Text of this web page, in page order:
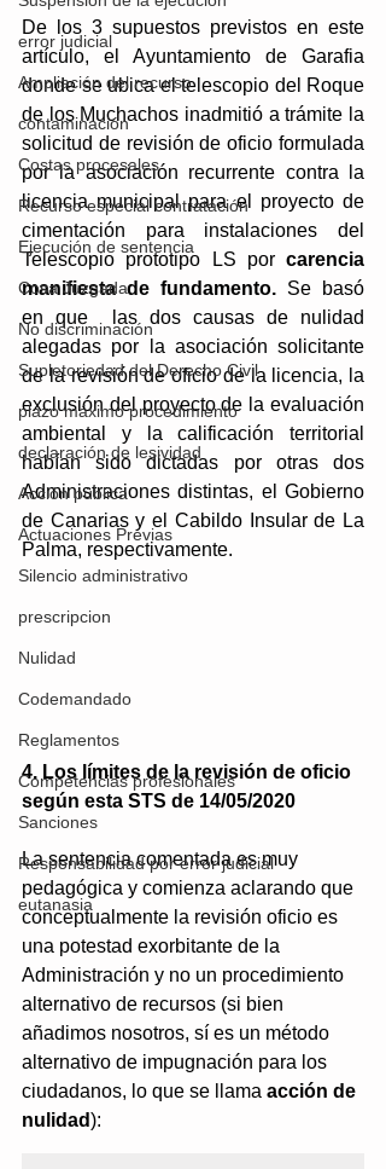
error judicial
Ampliación del recurso
contaminación
Costas procesales
Recurso especial contratación
Ejecución de sentencia
Cosa Juzgada
No discriminación
Supletoriedad del Derecho Civil
plazo máximo procedimiento
declaración de lesividad
Acción pública
Actuaciones Previas
Silencio administrativo
prescripcion
Nulidad
Codemandado
Reglamentos
Competencias profesionales
Sanciones
Responsabilidad por error judicial
eutanasia
De los 3 supuestos previstos en este
artículo, el Ayuntamiento de Garafia
donde se ubica el telescopio del Roque
de los Muchachos inadmitió a trámite la
solicitud de revisión de oficio formulada
por la asociación recurrente contra la
licencia municipal para el proyecto de
cimentación para instalaciones del
Telescopio prototipo LS por carencia
manifiesta de fundamento. Se basó
en que  las dos causas de nulidad
alegadas por la asociación solicitante
de la revisión de oficio de la licencia, la
exclusión del proyecto de la evaluación
ambiental y la calificación territorial
habían sido dictadas por otras dos
Administraciones distintas, el Gobierno
de Canarias y el Cabildo Insular de La
Palma, respectivamente.
4. Los límites de la revisión de oficio
según esta STS de 14/05/2020
La sentencia comentada es muy
pedagógica y comienza aclarando que
conceptualmente la revisión oficio es
una potestad exorbitante de la
Administración y no un procedimiento
alternativo de recursos (si bien
añadimos nosotros, sí es un método
alternativo de impugnación para los
ciudadanos, lo que se llama acción de
nulidad):